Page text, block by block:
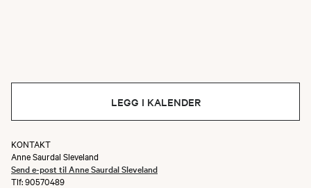
LEGG I KALENDER
KONTAKT
Anne Saurdal Sleveland
Send e-post til Anne Saurdal Sleveland
Tlf: 90570489